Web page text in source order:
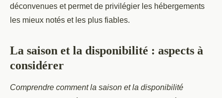
déconvenues et permet de privilégier les hébergements
les mieux notés et les plus fiables.
La saison et la disponibilité : aspects à
considérer
Comprendre comment la saison et la disponibilité